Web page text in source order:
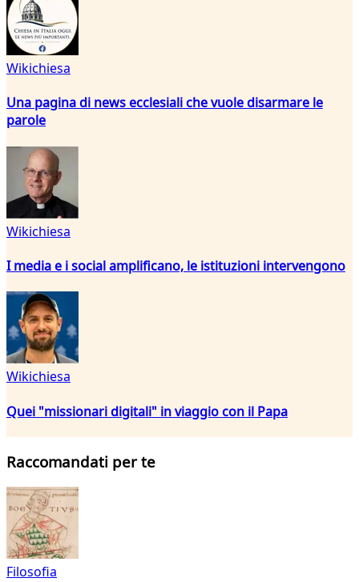
Wikichiesa
Una pagina di news ecclesiali che vuole disarmare le
parole
Wikichiesa
I media e i social amplificano, le istituzioni intervengono
Wikichiesa
Quei "missionari digitali" in viaggio con il Papa
Raccomandati per te
Filosofia